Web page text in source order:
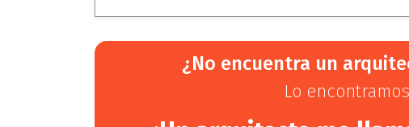
¿No encuentra un
Lo